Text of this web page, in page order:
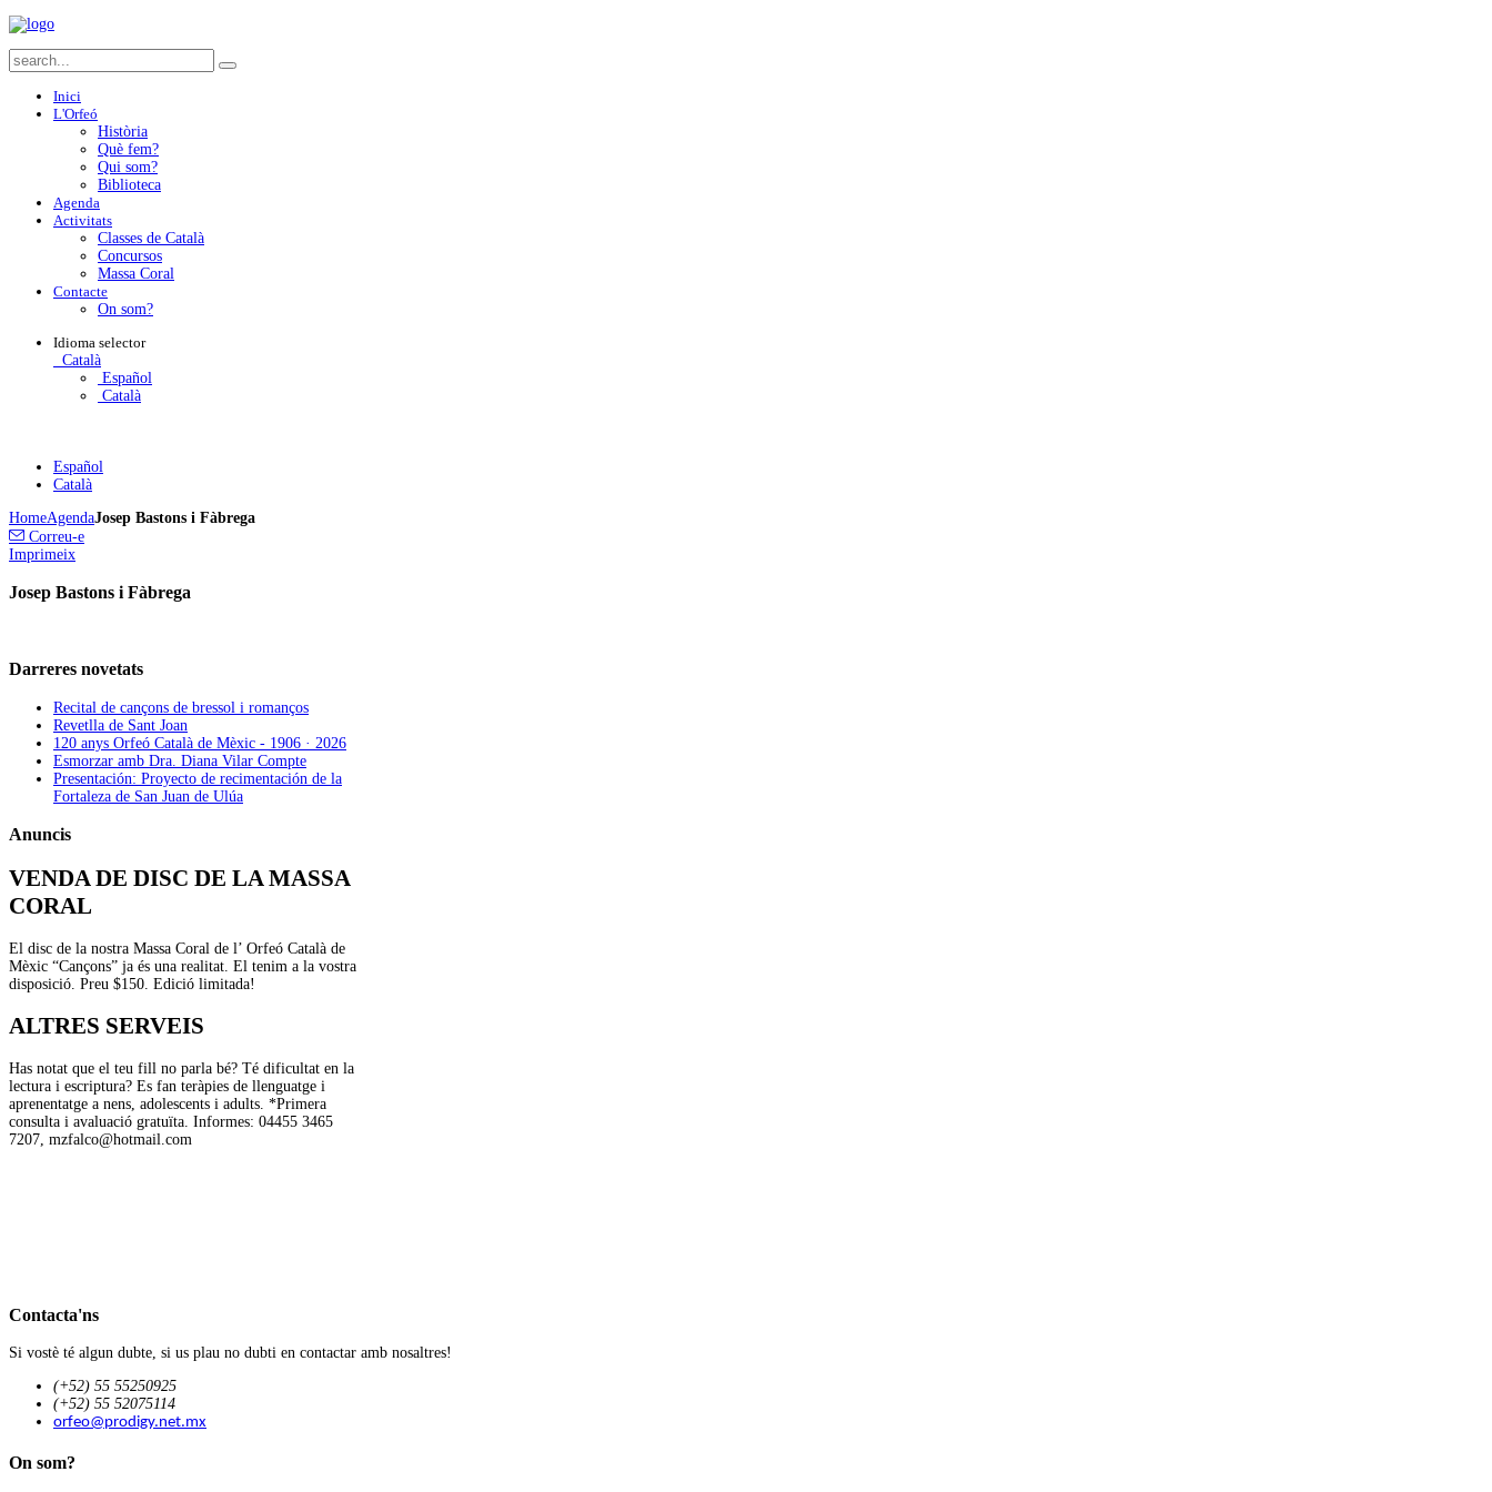
Inici
L'Orfeó
Història
Què fem?
Qui som?
Biblioteca
Agenda
Activitats
Classes de Català
Concursos
Massa Coral
Contacte
On som?
Idioma selector
Català
Español
Català
Español
Català
HomeAgendaJosep Bastons i Fàbrega
Correu-e
Imprimeix
Josep Bastons i Fàbrega
Darreres novetats
Recital de cançons de bressol i romanços
Revetlla de Sant Joan
120 anys Orfeó Català de Mèxic - 1906 · 2026
Esmorzar amb Dra. Diana Vilar Compte
Presentación: Proyecto de recimentación de la
Fortaleza de San Juan de Ulúa
Anuncis
VENDA DE DISC DE LA MASSA
CORAL
El disc de la nostra Massa Coral de l’ Orfeó Català de
Mèxic “Cançons” ja és una realitat. El tenim a la vostra
disposició. Preu $150. Edició limitada!
ALTRES SERVEIS
Has notat que el teu fill no parla bé? Té dificultat en la
lectura i escriptura? Es fan teràpies de llenguatge i
aprenentatge a nens, adolescents i adults. *Primera
consulta i avaluació gratuïta. Informes: 04455 3465
7207, mzfalco@hotmail.com
Contacta'ns
Si vostè té algun dubte, si us plau no dubti en contactar amb nosaltres!
(+52) 55 55250925
(+52) 55 52075114
orfeo@prodigy.net.mx
On som?